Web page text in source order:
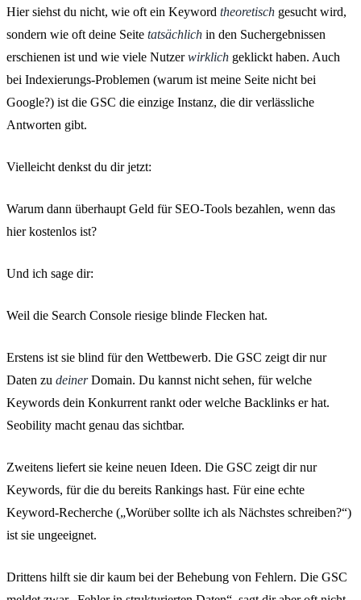
Hier siehst du nicht, wie oft ein Keyword theoretisch gesucht wird,
sondern wie oft deine Seite tatsächlich in den Suchergebnissen
erschienen ist und wie viele Nutzerwirklich geklickt haben. Auch
bei Indexierungs-Problemen (warum ist meine Seite nicht bei
Google?) ist die GSC die einzige Instanz, die dir verlässliche
Antworten gibt.
Vielleicht denkst du dir jetzt:
Warum dann überhaupt Geld für SEO-Tools bezahlen, wenn das
hier kostenlos ist?
Und ich sage dir:
Weil die Search Console riesige blinde Flecken hat.
Erstens ist sie blind für den Wettbewerb. Die GSC zeigt dir nur
Daten zu deinerDomain. Du kannst nicht sehen, für welche
Keywords dein Konkurrent rankt oder welche Backlinks er hat.
Seobility macht genau das sichtbar.
Zweitens liefert sie keine neuen Ideen. Die GSC zeigt dir nur
Keywords, für die du bereits Rankings hast. Für eine echte
Keyword-Recherche („Worüber sollte ich als Nächstes schreiben?“)
ist sie ungeeignet.
Drittens hilft sie dir kaum bei der Behebung von Fehlern. Die GSC